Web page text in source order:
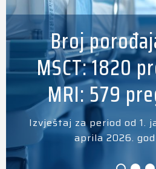
Broj
MSCT: 1820
MRI: 579
Izvještaj za period od 1.
aprila 2026.